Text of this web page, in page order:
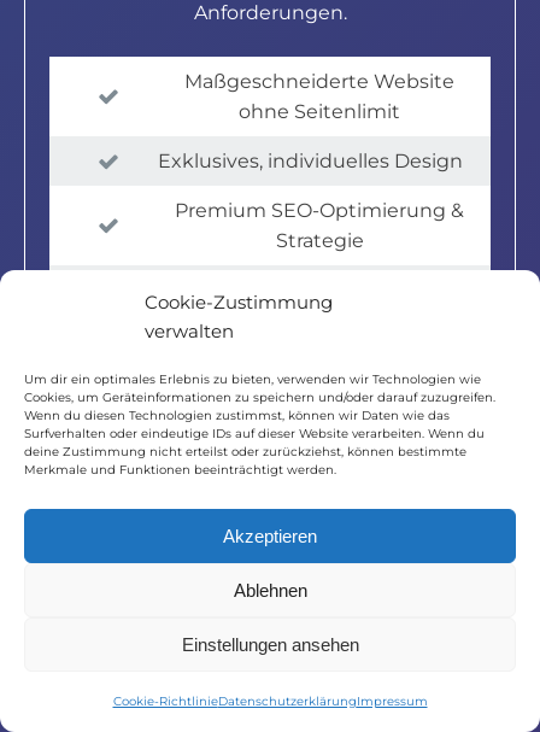
Cookie-Zustimmung
verwalten
Um dir ein optimales Erlebnis zu bieten, verwenden wir Technologien wie
Cookies, um Geräteinformationen zu speichern und/oder darauf zuzugreifen.
Wenn du diesen Technologien zustimmst, können wir Daten wie das
Surfverhalten oder eindeutige IDs auf dieser Website verarbeiten. Wenn du
deine Zustimmung nicht erteilst oder zurückziehst, können bestimmte
Merkmale und Funktionen beeinträchtigt werden.
Akzeptieren
Ablehnen
Einstellungen ansehen
Cookie-RichtlinieDatenschutzerklärungImpressum
Anforderungen.
Maßgeschneiderte Website
ohne Seitenlimit
Exklusives, individuelles Design
Premium SEO-Optimierung &
Strategie
Multi-Step Formulare & Quizzes
Vollständige Marketing-
Integration
Professionelle Content-
Erstellung
Online-Buchungssystem
Jetzt anfragen